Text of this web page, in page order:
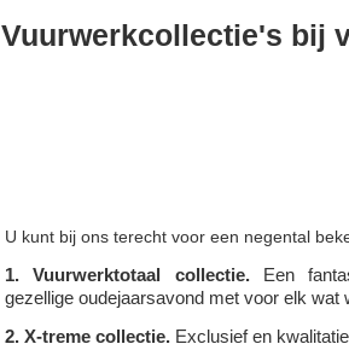
Vuurwerkcollectie's bij
U kunt bij ons terecht voor een negental
1. Vuurwerktotaal collectie.Een
gezellige oudejaarsavond met voor elk wat
2. X-treme collectie. Exclusief en